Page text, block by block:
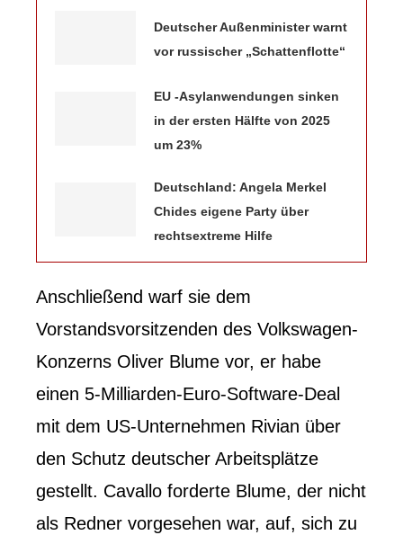
Deutscher Außenminister warnt
vor russischer „Schattenflotte“
EU -Asylanwendungen sinken
in der ersten Hälfte von 2025
um 23%
Deutschland: Angela Merkel
Chides eigene Party über
rechtsextreme Hilfe
Anschließend warf sie dem
Vorstandsvorsitzenden des Volkswagen-
Konzerns Oliver Blume vor, er habe
einen 5-Milliarden-Euro-Software-Deal
mit dem US-Unternehmen Rivian über
den Schutz deutscher Arbeitsplätze
gestellt. Cavallo forderte Blume, der nicht
als Redner vorgesehen war, auf, sich zu